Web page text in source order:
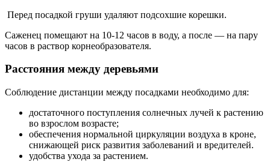
Перед посадкой груши удаляют подсохшие корешки.
Саженец помещают на 10-12 часов в воду, а после — на пару
часов в раствор корнеобразователя.
Расстояния между деревьями
Соблюдение дистанции между посадками необходимо для:
достаточного поступления солнечных лучей к растению
во взрослом возрасте;
обеспечения нормальной циркуляции воздуха в кроне,
снижающей риск развития заболеваний и вредителей.
удобства ухода за растением.